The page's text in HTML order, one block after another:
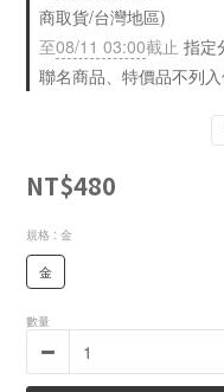
商取貨/台灣地區)
至08/11 03:00截止 指定
聯名商品、特價品不列
NT$480
規格 : 金
金
數量